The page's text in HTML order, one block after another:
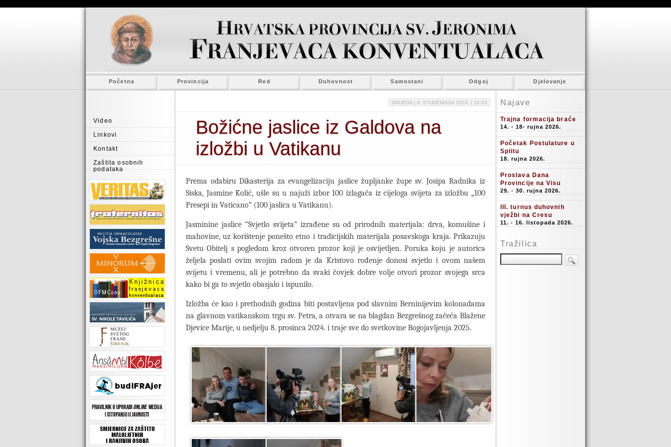
Početna Provincija Red Duhovnost Samostani Odgoj Djelovanje
Video
Linkovi
Kontakt
Zaštita osobnih
podataka
SRIJEDA | 6. STUDENOGA 2024. | 16:03
Božićne jaslice iz Galdova na
izložbi u Vatikanu
Prema odabiru Dikasterija za evangelizaciju jaslice župljanke župe sv. Josipa Radnika iz
Siska, Jasmine Kolić, ušle su u najuži izbor 100 izlagača iz cijeloga svijeta za izložbu „100
Presepi in Vaticano” (100 jaslica u Vatikanu).
Jasminine jaslice “Svjetlo svijeta” izrađene su od prirodnih materijala: drva, komušine i
mahovine, uz korištenje ponešto etno i tradicijskih materijala posavskoga kraja. Prikazuju
Svetu Obitelj s pogledom kroz otvoren prozor koji je osvijetljen. Poruka koju je autorica
željela poslati ovim svojim radom je da Kristovo rođenje donosi svjetlo i ovom našem
svijetu i vremenu, ali je potrebno da svaki čovjek dobre volje otvori prozor svojega srca
kako bi ga to svjetlo obasjalo i ispunilo.
Izložba će kao i prethodnih godina biti postavljena pod slavnim Berninijevim kolonadama
na glavnom vatikanskom trgu sv. Petra, a otvara se na blagdan Bezgrešnog začeća Blažene
Djevice Marije, u nedjelju 8. prosinca 2024. i traje sve do svetkovine Bogojavljenja 2025.
Najave
Trajna formacija braće
14. - 18- rujna 2026.
Početak Postulature u
Splitu
18. rujna 2026.
Proslava Dana
Provincije na Visu
29. - 30. rujna 2026.
III. turnus duhovnih
vježbi na Cresu
11. - 16. listopada 2026.
Tražilica